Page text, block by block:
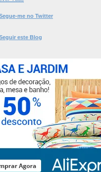
me no Twitter
este Blog